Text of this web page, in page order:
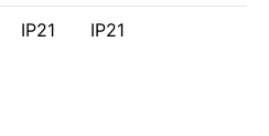
IP21 IP21